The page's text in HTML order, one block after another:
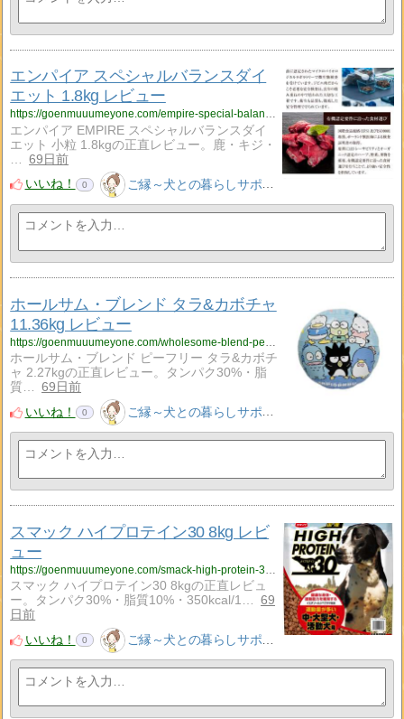
エンパイア スペシャルバランスダイ
エット 1.8kg レビュー
https://goenmuuumeyone.com/empire-special-balance-diet-small-grain-18kg-review/
エンパイア EMPIRE スペシャルバランスダイ
エット 小粒 1.8kgの正直レビュー。鹿・キジ・
69日前
いいね！
0 ご縁～犬との暮らしサポート～
ホールサム・ブレンド タラ&カボチャ
11.36kg レビュー
ホールサム・ブレンド ピーフリー タラ&カボチ
ャ 2.27kgの正直レビュー。タンパク30%・脂
質…
69日前
いいね！
0 ご縁～犬との暮らしサポート～
スマック ハイプロテイン30 8kg レビ
ュー
スマック ハイプロテイン30 8kgの正直レビュ
ー。タンパク30%・脂質10%・350kcal/1…
69
日前
いいね！
0 ご縁～犬との暮らしサポート～